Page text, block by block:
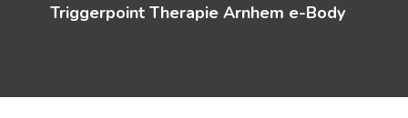
Triggerpoint Therapie Arnhem e-Body